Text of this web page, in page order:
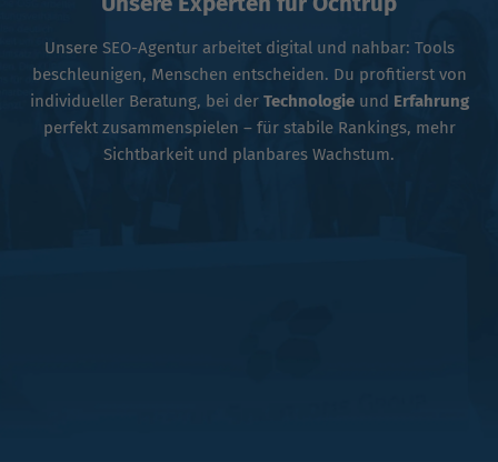
Unsere SEO-Agentur arbeitet digital und nahbar: Tools
beschleunigen, Menschen entscheiden. Du profitierst von
individueller Beratung, bei der Technologieund Erfahrung
perfekt zusammenspielen – für stabile Rankings, mehr
Sichtbarkeit und planbares Wachstum.